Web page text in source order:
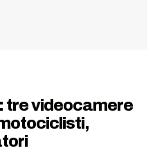
tre videocamere